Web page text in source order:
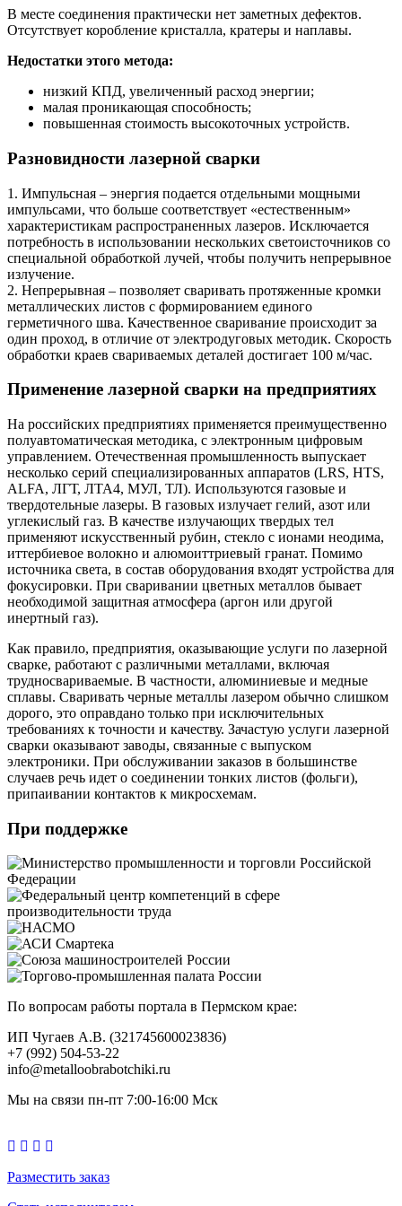
В месте соединения практически нет заметных дефектов.
Отсутствует коробление кристалла, кратеры и наплавы.
Недостатки этого метода:
низкий КПД, увеличенный расход энергии;
малая проникающая способность;
повышенная стоимость высокоточных устройств.
Разновидности лазерной сварки
1. Импульсная – энергия подается отдельными мощными
импульсами, что больше соответствует «естественным»
характеристикам распространенных лазеров. Исключается
потребность в использовании нескольких светоисточников со
специальной обработкой лучей, чтобы получить непрерывное
излучение.
2. Непрерывная – позволяет сваривать протяженные кромки
металлических листов с формированием единого
герметичного шва. Качественное сваривание происходит за
один проход, в отличие от электродуговых методик. Скорость
обработки краев свариваемых деталей достигает 100 м/час.
Применение лазерной сварки на предприятиях
На российских предприятиях применяется преимущественно
полуавтоматическая методика, с электронным цифровым
управлением. Отечественная промышленность выпускает
несколько серий специализированных аппаратов (LRS, HTS,
ALFA, ЛГТ, ЛТА4, МУЛ, ТЛ). Используются газовые и
твердотельные лазеры. В газовых излучает гелий, азот или
углекислый газ. В качестве излучающих твердых тел
применяют искусственный рубин, стекло с ионами неодима,
иттербиевое волокно и алюмоиттриевый гранат. Помимо
источника света, в состав оборудования входят устройства для
фокусировки. При сваривании цветных металлов бывает
необходимой защитная атмосфера (аргон или другой
инертный газ).
Как правило, предприятия, оказывающие услуги по лазерной
сварке, работают с различными металлами, включая
трудносвариваемые. В частности, алюминиевые и медные
сплавы. Сваривать черные металлы лазером обычно слишком
дорого, это оправдано только при исключительных
требованиях к точности и качеству. Зачастую услуги лазерной
сварки оказывают заводы, связанные с выпуском
электроники. При обслуживании заказов в большинстве
случаев речь идет о соединении тонких листов (фольги),
припаивании контактов к микросхемам.
При поддержке
По вопросам работы портала в Пермском крае:
ИП Чугаев А.В. (321745600023836)
+7 (992) 504-53-22
info@metalloobrabotchiki.ru
Мы на связи пн-пт 7:00-16:00 Мск
Разместить заказ